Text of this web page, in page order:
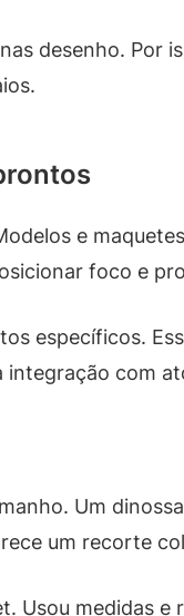
desenho. Por
e
foco e
específicos.
integração com
Um
um recorte
Usou medidas